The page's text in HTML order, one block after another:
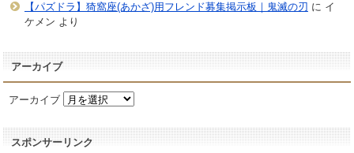
【パズドラ】猗窩座(あかざ)用フレンド募集掲示板｜鬼滅の刃 に イ
ケメン より
アーカイブ
アーカイブ
スポンサーリンク